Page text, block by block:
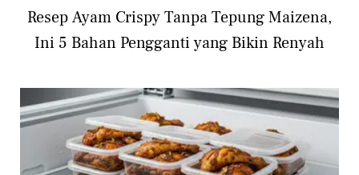
Resep Ayam Crispy Tanpa Tepung Maizena,
Ini 5 Bahan Pengganti yang Bikin Renyah